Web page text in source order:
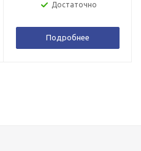
Достаточно
Подробнее